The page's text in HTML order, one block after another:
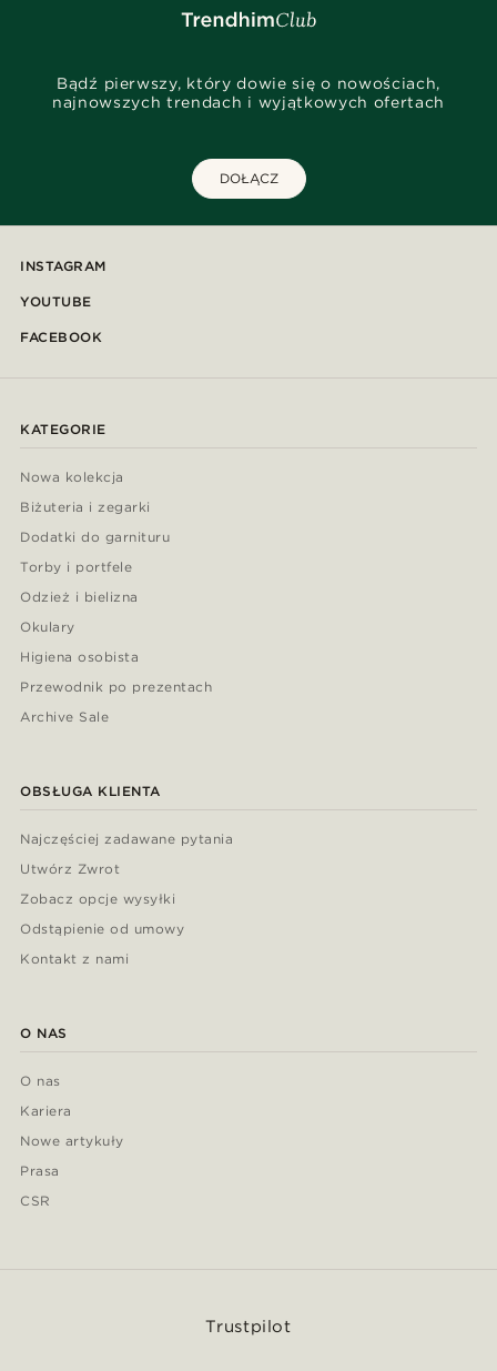
Bądź pierwszy, który dowie się o nowościach,
najnowszych trendach i wyjątkowych ofertach
DOŁĄCZ
INSTAGRAM
YOUTUBE
FACEBOOK
KATEGORIE
Nowa kolekcja
Biżuteria i zegarki
Dodatki do garnituru
Torby i portfele
Odzież i bielizna
Okulary
Higiena osobista
Przewodnik po prezentach
Archive Sale
OBSŁUGA KLIENTA
Najczęściej zadawane pytania
Utwórz Zwrot
Zobacz opcje wysyłki
Odstąpienie od umowy
Kontakt z nami
O NAS
O nas
Kariera
Nowe artykuły
Prasa
CSR
Trustpilot